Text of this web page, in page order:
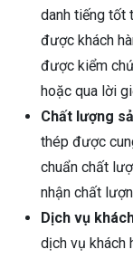
danh tiếng tốt
được khách
được kiểm
hoặc qua lời
Chất lượng
thép được
chuẩn chất
nhận chất
Dịch vụ
dịch vụ khách